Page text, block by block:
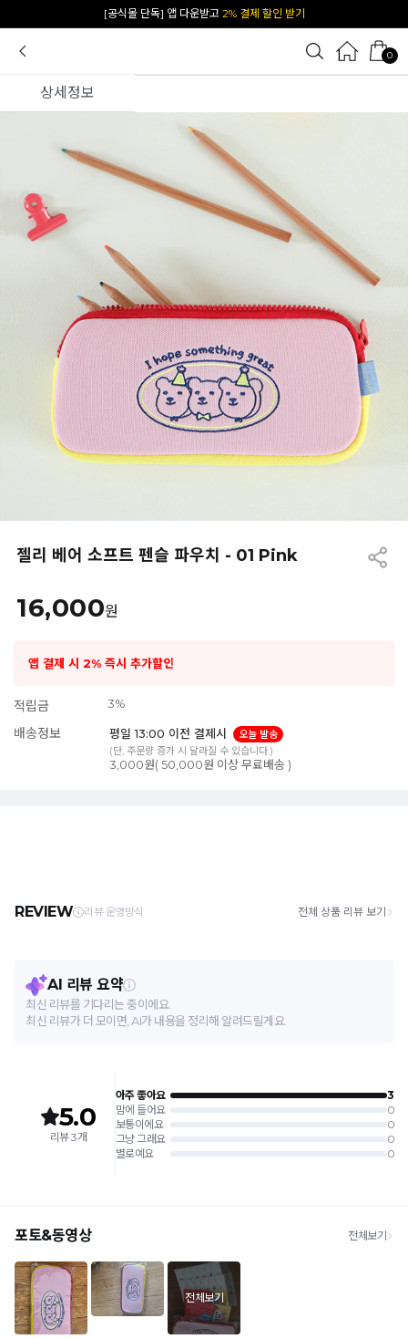
카카오 플친 추가하면1천원 즉시 할인 쿠폰
0
상세정보
젤리 베어 소프트 펜슬 파우치 - 01 Pink
16,000원
앱 결제 시 2% 즉시 추가할인
적립금 3%
배송정보 평일 13:00 이전 결제시
오늘 발송
(단, 주문량 증가 시 달라질 수 있습니다.)
3,000원( 50,000원 이상 무료배송 )